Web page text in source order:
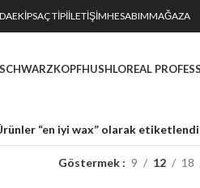
EKIPSAÇ TİPİİLETIŞIMHESABIMMAĞAZA
SCHWARZKOPFHUSHLOREAL
“en iyi wax” olarak etiketlendi
Göstermek 9 12 18